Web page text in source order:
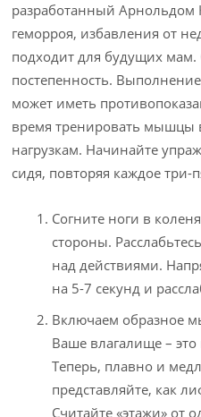
разработанный Арнольдом
геморроя, избавления от
подходит для будущих
постепенность.
может иметь
время тренировать мышцы
нагрузкам. Начинайте
сидя, повторяя каждое три-
Согните ноги в
стороны.
над действиями.
на 5-7 секунд и
Включаем образное
Ваше влагалище –
Теперь, плавно и
представляйте, как
Считайте «этажи» от